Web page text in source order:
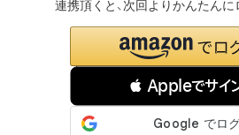
 Appleでサイ
連携頂くと、次回よりかんたんに